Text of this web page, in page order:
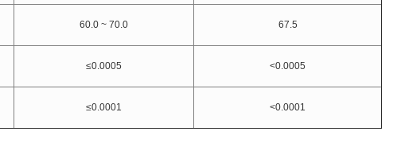
60.0 ~ 70.0 67.5
≤0.0005 <0.0005
≤0.0001 <0.0001